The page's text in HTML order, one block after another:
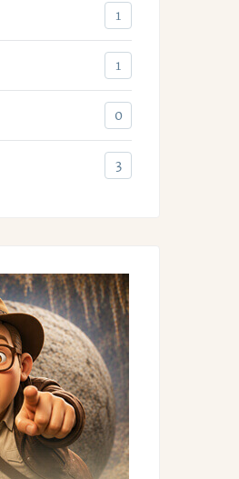
1
1
0
3